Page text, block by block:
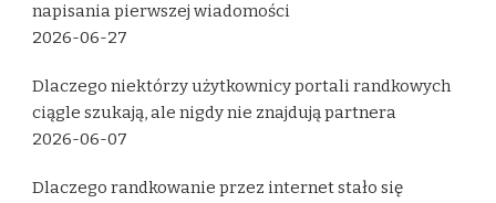
napisania pierwszej wiadomości
2026-06-27
Dlaczego niektórzy użytkownicy portali randkowych
ciągle szukają, ale nigdy nie znajdują partnera
2026-06-07
Dlaczego randkowanie przez internet stało się